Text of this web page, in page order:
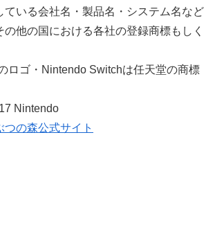
ている会社名・製品名・システム名など
の他の国における各社の登録商標もしく
ロゴ・Nintendo Switchは任天堂の商標
Nintendo
つの森公式サイト